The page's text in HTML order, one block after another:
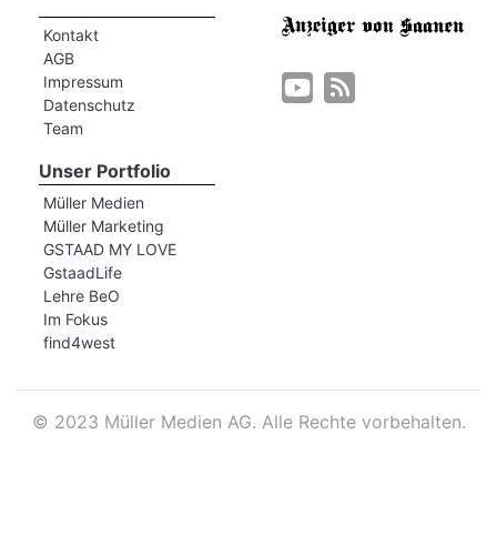
Kontakt
AGB
Impressum
Datenschutz
Team
Unser Portfolio
Müller Medien
Müller Marketing
GSTAAD MY LOVE
GstaadLife
Lehre BeO
Im Fokus
find4west
© 2023 Müller Medien AG. Alle Rechte vorbehalten.